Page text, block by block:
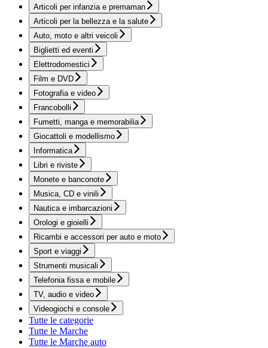
Articoli per infanzia e premaman
Articoli per la bellezza e la salute
Auto, moto e altri veicoli
Biglietti ed eventi
Elettrodomestici
Film e DVD
Fotografia e video
Francobolli
Fumetti, manga e memorabilia
Giocattoli e modellismo
Informatica
Libri e riviste
Monete e banconote
Musica, CD e vinili
Nautica e imbarcazioni
Orologi e gioielli
Ricambi e accessori per auto e moto
Sport e viaggi
Strumenti musicali
Telefonia fissa e mobile
TV, audio e video
Videogiochi e console
Tutte le categorie
Tutte le Marche
Tutte le Marche auto